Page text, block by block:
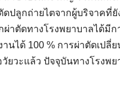
ปลูกถ่ายไตจากผู้บริจาคที่
ผ่าตัดทางโรงพยาบาลได้
นได้ 100 % การผ่าตัดเปลี่
ยวะแล้ว ปัจจุบันทางโรงพ